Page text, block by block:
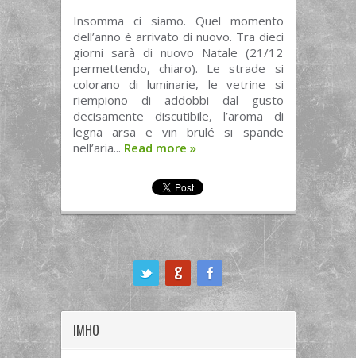
Insomma ci siamo. Quel momento
dell’anno è arrivato di nuovo. Tra dieci
giorni sarà di nuovo Natale (21/12
permettendo, chiaro). Le strade si
colorano di luminarie, le vetrine si
riempiono di addobbi dal gusto
decisamente discutibile, l’aroma di
legna arsa e vin brulé si spande
nell’aria... Read more »
IMHO